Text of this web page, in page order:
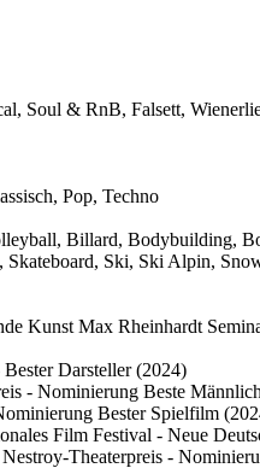
Soul & RnB, Falsett,
Pop, Techno
Billard, Bodybuilding,
Ski, Ski Alpin,
Kunst Max Rheinhardt
Darsteller (2024)
- Nominierung Beste
Bester Spielfilm
Film Festival - Neue
Theaterpreis -